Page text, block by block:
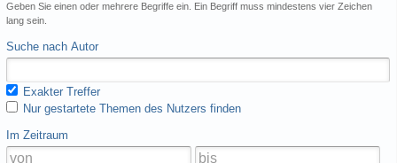
Geben Sie einen oder mehrere Begriffe ein. Ein Begriff muss mindestens vier Zeichen
lang sein.
Suche nach Autor
Exakter Treffer
Nur gestartete Themen des Nutzers finden
Im Zeitraum